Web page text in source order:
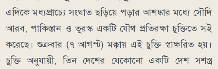
এদিকে মধ্যপ্রাচ্যে সংঘাত ছড়িয়ে পড়ার আশঙ্কার মধ্যে সৌদি
আরব, পাকিস্তান ও তুরস্ক একটি যৌথ প্রতিরক্ষা চুক্তিতে সই
করেছে। শুক্রবার (৭ আগস্ট) মক্কায় এই চুক্তি স্বাক্ষরিত হয়।
চুক্তি অনুযায়ী, তিন দেশের যেকোনো একটি দেশ সশস্ত্র